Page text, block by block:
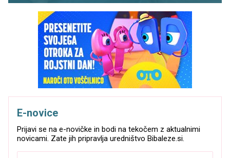
E-novice
Prijavi se na e-novičke in bodi na tekočem z aktualnimi
novicami. Zate jih pripravlja uredništvo Bibaleze.si.